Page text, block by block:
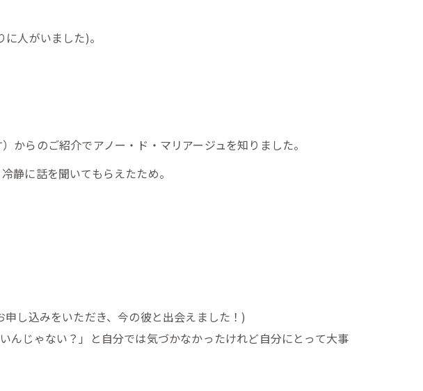
人がいました)。
らのご紹介でアノー・ド・マリアージュを知りました。
静に話を聞いてもらえたため。
し込みをいただき、今の彼と出会えました！)
んじゃない？」と自分では気づかなかったけれど自分にとって大事